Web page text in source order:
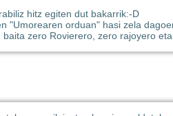
hitz egiten dut bakarrik:-D
"Umorearen orduan" hasi zela
zero Rovierero, zero rajoyero